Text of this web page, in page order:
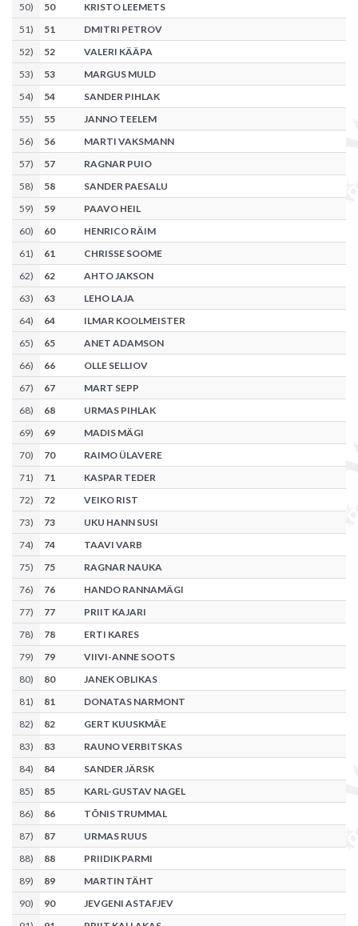
50) 50
KRISTO LEEMETS
51) 51
DMITRI PETROV
52) 52
VALERI KÄÄPA
53) 53
MARGUS MULD
54) 54
SANDER PIHLAK
55) 55
JANNO TEELEM
56) 56
MARTI VAKSMANN
57) 57
RAGNAR PUIO
58) 58
SANDER PAESALU
59) 59
PAAVO HEIL
60) 60
HENRICO RÄIM
61) 61
CHRISSE SOOME
62) 62
AHTO JAKSON
63) 63
LEHO LAJA
64) 64
ILMAR KOOLMEISTER
65) 65
ANET ADAMSON
66) 66
OLLE SELLIOV
67) 67
MART SEPP
68) 68
URMAS PIHLAK
69) 69
MADIS MÄGI
70) 70
RAIMO ÜLAVERE
71) 71
KASPAR TEDER
72) 72
VEIKO RIST
73) 73
UKU HANN SUSI
74) 74
TAAVI VARB
75) 75
RAGNAR NAUKA
76) 76
HANDO RANNAMÄGI
77) 77
PRIIT KAJARI
78) 78
ERTI KARES
79) 79
VIIVI-ANNE SOOTS
80) 80
JANEK OBLIKAS
81) 81
DONATAS NARMONT
82) 82
GERT KUUSKMÄE
83) 83
RAUNO VERBITSKAS
84) 84
SANDER JÄRSK
85) 85
KARL-GUSTAV NAGEL
86) 86
TÕNIS TRUMMAL
87) 87
URMAS RUUS
88) 88
PRIIDIK PARMI
89) 89
MARTIN TÄHT
90) 90
JEVGENI ASTAFJEV